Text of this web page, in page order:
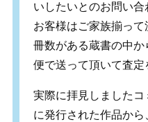
いしたいとのお問い合
お客様はご家族揃っ
冊数がある蔵書の中
便で送って頂いて査定
実際に拝見しました
に発行された作品か